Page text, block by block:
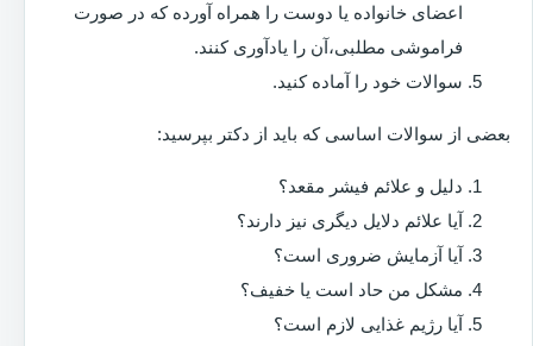
اعضای خانواده یا دوست را همراه آورده که در صورت
فراموشی مطلبی،آن را یادآوری کنند.
سوالات خود را آماده کنید.
بعضی از سوالات اساسی که باید از دکتر بپرسید:
دلیل و علائم فیشر مقعد؟
آیا علائم دلایل دیگری نیز دارند؟
آیا آزمایش ضروری است؟
مشکل من حاد است یا خفیف؟
آیا رژیم غذایی لازم است؟